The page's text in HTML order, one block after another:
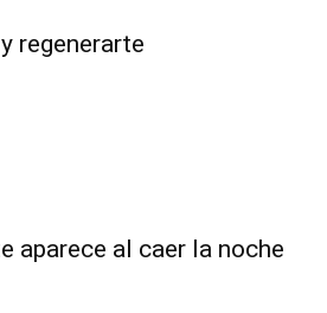
regenerarte
aparece al caer la noche